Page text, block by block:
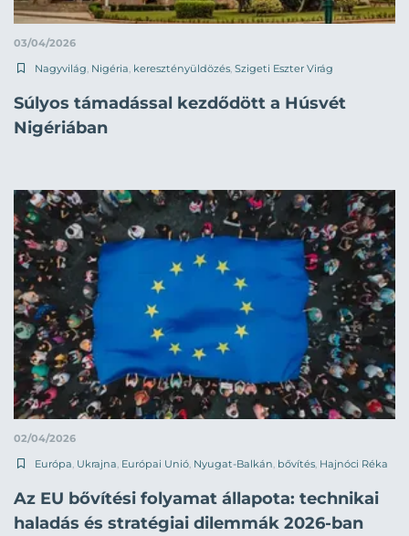
03/04/2026
Nagyvilág Nigéria keresztényüldözés Szigeti Eszter Virág
Súlyos támadással kezdődött a Húsvét
Nigériában
02/04/2026
Európa, Ukrajna, Európai Unió, Nyugat-Balkán, bővítés, Hajnóci Réka
Az EU bővítési folyamat állapota: technikai
haladás és stratégiai dilemmák 2026-ban